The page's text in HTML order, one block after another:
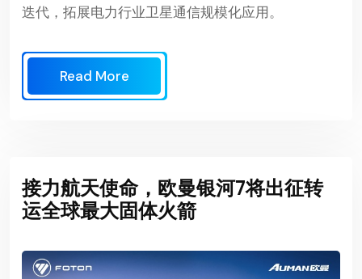
迭代，拓展电力行业卫星通信规模化应用。
Read More
接力航天使命，欧曼银河7将出征转
运全球最大固体火箭